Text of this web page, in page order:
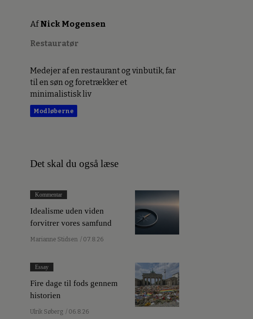
AfNick Mogensen
Restauratør
Medejer af en restaurant og vinbutik, far
til en søn og foretrækker et
minimalistisk liv
Modløberne
Det skal du også læse
Kommentar
Idealisme uden viden
forvitrer vores samfund
Marianne Stidsen / 07.8.26
Essay
Fire dage til fods gennem
historien
Ulrik Søberg / 06.8.26